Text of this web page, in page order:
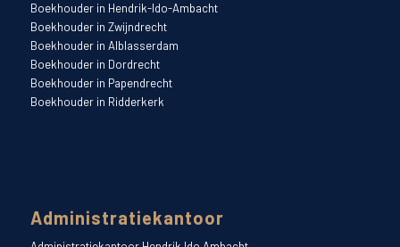
Boekhouder in Hendrik-Ido-Ambacht
Boekhouder in Zwijndrecht
Boekhouder in Alblasserdam
Boekhouder in Dordrecht
Boekhouder in Papendrecht
Boekhouder in Ridderkerk
Administratiekantoor